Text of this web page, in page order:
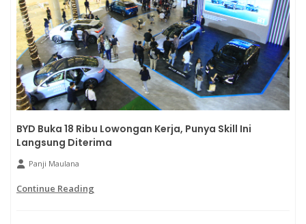
BYD Buka 18 Ribu Lowongan Kerja, Punya Skill Ini
Langsung Diterima
Panji Maulana
Continue Reading